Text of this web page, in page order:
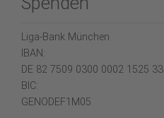
Liga-Bank München
IBAN:
DE 82 7509 0300 0002 1525 33
BIC:
GENODEF1M05